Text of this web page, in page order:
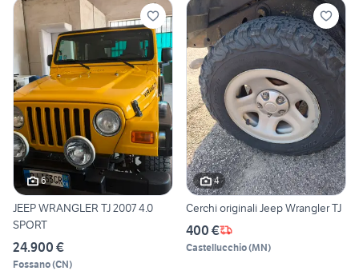
6
JEEP WRANGLER TJ 2007 4.0
SPORT
24.900 €
Fossano(CN)
4
Cerchi originali Jeep Wrangler TJ
400 €
Castellucchio(MN)